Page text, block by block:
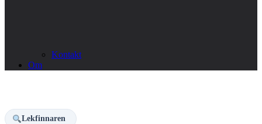
Kontakt
Om
Lekfinnaren